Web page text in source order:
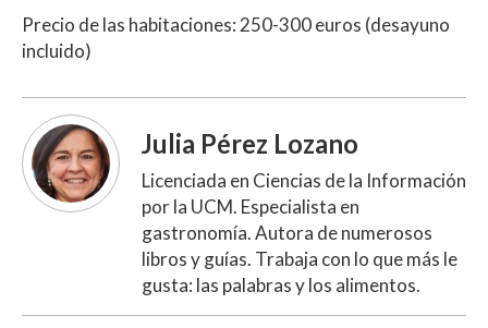
Precio de las habitaciones: 250-300 euros (desayuno
incluido)
Julia Pérez Lozano
Licenciada en Ciencias de la Información
por la UCM. Especialista en
gastronomía. Autora de numerosos
libros y guías. Trabaja con lo que más le
gusta: las palabras y los alimentos.